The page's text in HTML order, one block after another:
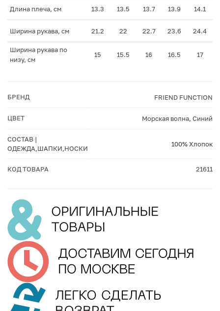
Длина плеча, см 13.3 13.5 13.7 13.9 14.1
Ширина рукава, см 21.2 22 22.7 23.6 24.4
Ширина рукава по
низу, см
15 15.5 16 16.5 17
БРЕНД FRIEND FUNCTION
ЦВЕТ Морская волна, Синий
СОСТАВ |
ОДЕЖДА,ШАПКИ,НОСКИ
100% Хлопок
КОД ТОВАРА 21611